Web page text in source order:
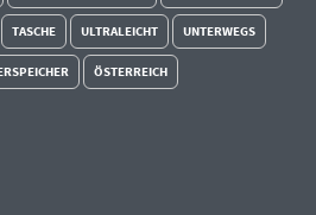
TASCHE ULTRALEICHT UNTERWEGS
ÖSTERREICH